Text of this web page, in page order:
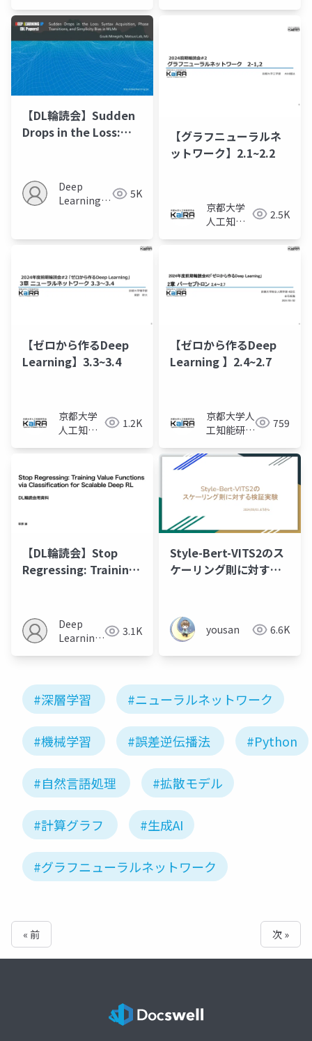
【DL輪読会】Sudden
Drops in the Loss:
and Simplicity Bias
in MLMs
Deep
Learning
5K
【グラフニューラルネ
ットワーク】2.1~2.2
京都大学
人工知能
2.5K
【ゼロから作るDeep
Learning】3.3~3.4
京都大学
人工知能
1.2K
【ゼロから作るDeep
Learning 】2.4~2.7
京都大学人
工知能研究
759
【DL輪読会】Stop
Regressing: Training
Scalable Deep RL
Deep
Learning
3.1K
Style-Bert-VITS2のス
ケーリング則に対する
yousan 6.6K
#深層学習 #ニューラルネットワーク
#機械学習 #誤差逆伝播法 #Python
#自然言語処理 #拡散モデル
#計算グラフ #生成AI
#グラフニューラルネットワーク
« 前 次 »